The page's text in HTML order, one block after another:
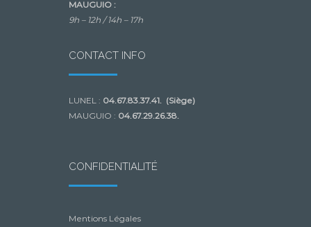
MAUGUIO :
9h – 12h /14h – 17h
CONTACT INFO
LUNEL : 04.67.83.37.41. (Siège)
MAUGUIO : 04.67.29.26.38.
CONFIDENTIALITÉ
Mentions Légales